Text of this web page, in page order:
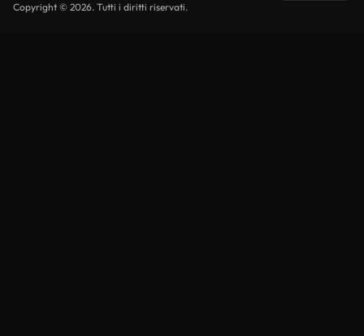
Copyright © 2026. Tutti i diritti riservati.